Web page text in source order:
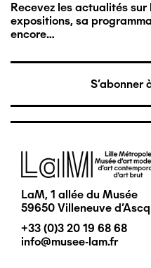
Recevez les actualités
expositions, sa
encore…
S'abonner
Image
LaM, 1 allée du Musée
59650 Villeneuve d'Ascq
+33 (0)3 20 19 68 68
info@musee-lam.fr